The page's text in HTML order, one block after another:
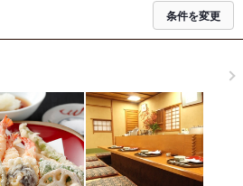
条件を変更